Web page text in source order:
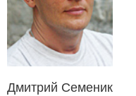
Дмитрий Семеник